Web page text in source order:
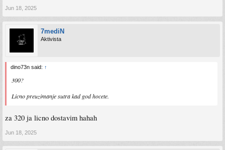
Jun 18, 2025
7mediN
Aktivista
dino73n said: ↑
300?
Licno preuzimanje sutra kad god hocete.
za 320 ja licno dostavim hahah
Jun 18, 2025